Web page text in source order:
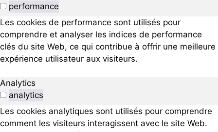
performance
Les cookies de performance sont utilisés pour
comprendre et analyser les indices de performance
clés du site Web, ce qui contribue à offrir une meilleure
expérience utilisateur aux visiteurs.
Analytics
analytics
Les cookies analytiques sont utilisés pour comprendre
comment les visiteurs interagissent avec le site Web.